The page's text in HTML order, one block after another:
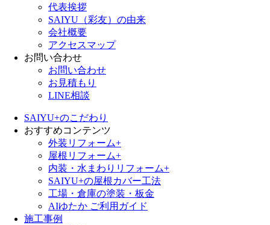
代表挨拶
SAIYU（彩友）の由来
会社概要
アクセスマップ
お問い合わせ
お問い合わせ
お見積もり
LINE相談
SAIYU+のこだわり
おすすめコンテンツ
外装リフォーム+
屋根リフォーム+
内装・水まわりリフォーム+
SAIYU+の屋根カバー工法
工場・倉庫の塗装・板金
AIゆたか ご利用ガイド
施工事例